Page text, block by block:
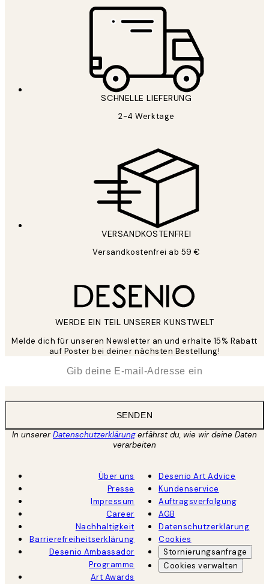
SCHNELLE LIEFERUNG
2-4 Werktage
VERSANDKOSTENFREI
Versandkostenfrei ab 59 €
WERDE EIN TEIL UNSERER KUNSTWELT
Melde dich für unseren Newsletter an und erhalte 15% Rabatt
auf Poster bei deiner nächsten Bestellung!
SENDEN
In unsererDatenschutzerklärungerfährst du, wie wir deine Daten
verarbeiten
Über uns
Presse
Impressum
Career
Nachhaltigkeit
Barrierefreiheitserklärung
Desenio Ambassador
Programme
Art Awards
Desenio Art Advice
Kundenservice
Auftragsverfolgung
AGB
Datenschutzerklärung
Cookies
Stornierungsanfrage
Cookies verwalten